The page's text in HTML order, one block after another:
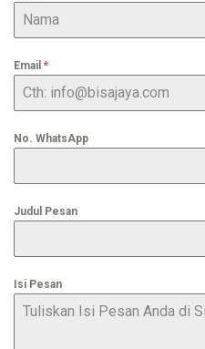
Email *
No. WhatsApp
Judul Pesan
Isi Pesan